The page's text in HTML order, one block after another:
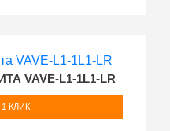
VAVE-L1-1L1-LR
КЛИК